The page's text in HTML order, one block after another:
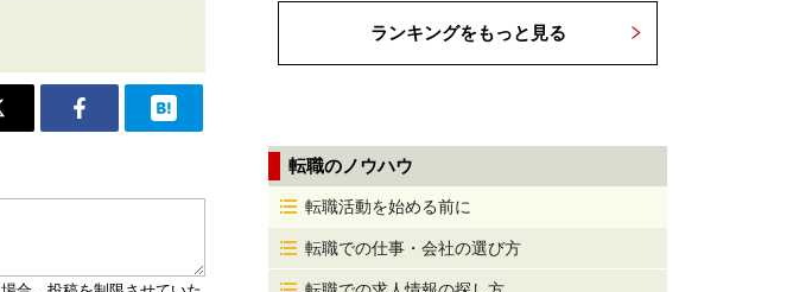
ランキングをもっと見る
転職のノウハウ
転職活動を始める前に
転職での仕事・会社の選び方